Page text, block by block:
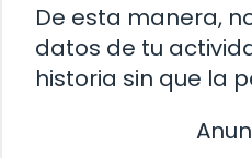
De esta manera,
datos de tu
historia sin que la